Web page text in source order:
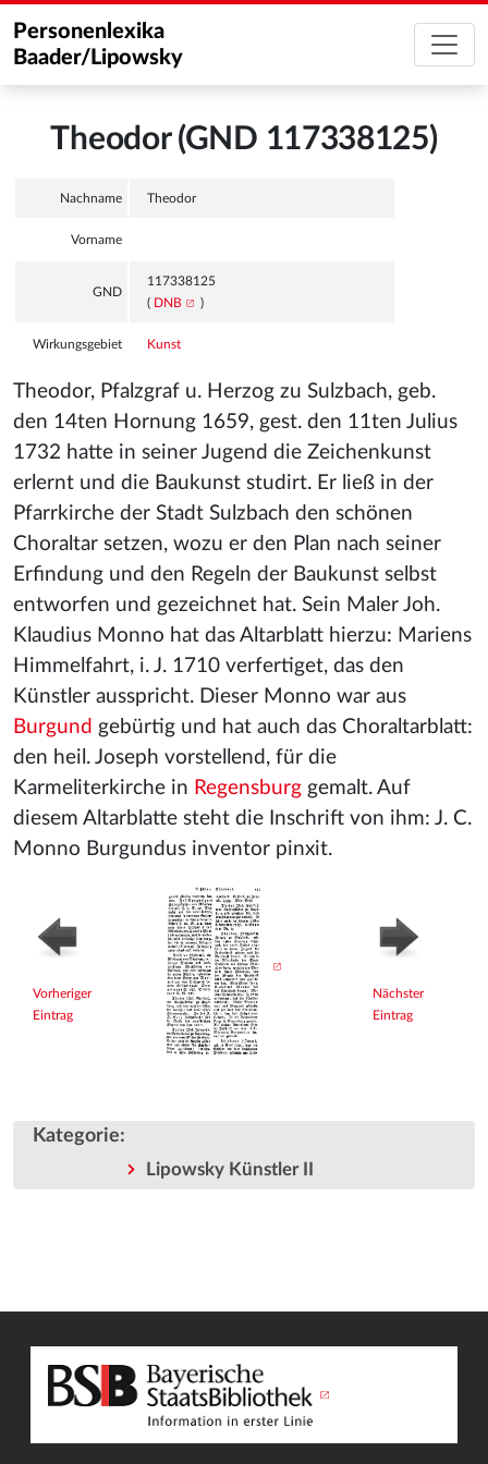
Personenlexika
Baader/Lipowsky
Theodor (GND 117338125)
Nachname Theodor
Vorname
GND
117338125
( DNB )
Wirkungsgebiet Kunst
Theodor, Pfalzgraf u. Herzog zu Sulzbach, geb.
den 14ten Hornung 1659, gest. den 11ten Julius
1732 hatte in seiner Jugend die Zeichenkunst
erlernt und die Baukunst studirt. Er ließ in der
Pfarrkirche der Stadt Sulzbach den schönen
Choraltar setzen, wozu er den Plan nach seiner
Erfindung und den Regeln der Baukunst selbst
entworfen und gezeichnet hat. Sein Maler Joh.
Klaudius Monno hat das Altarblatt hierzu: Mariens
Himmelfahrt, i. J. 1710 verfertiget, das den
Künstler ausspricht. Dieser Monno war aus
Burgund gebürtig und hat auch das Choraltarblatt:
den heil. Joseph vorstellend, für die
Karmeliterkirche in Regensburg gemalt. Auf
diesem Altarblatte steht die Inschrift von ihm: J. C.
Monno Burgundus inventor pinxit.
Vorheriger
Eintrag
Nächster
Eintrag
Kategorie:
Lipowsky Künstler II